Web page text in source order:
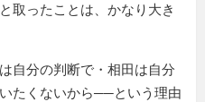
取ったことは、かなり大き
自分の判断で・相田は自分
たくないから──という理由